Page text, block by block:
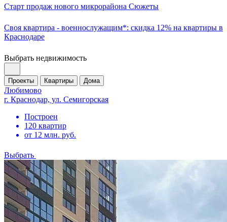
Старт продаж нового микрорайона Сюжеты
Своя квартира - военнослужащим*: скидка 12% на квартиры в
Краснодаре
Выбрать недвижимость
Проекты Квартиры Дома
Любимово
г. Краснодар, ул. Семигорская
Построен
120 квартир
от 12 млн. руб.
Выбрать